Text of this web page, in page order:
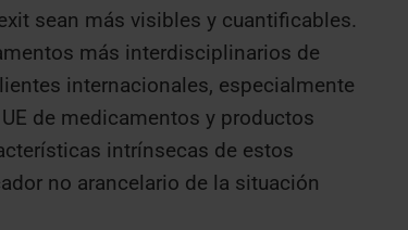
sean más visibles y cuantificables.
más interdisciplinarios de
internacionales, especialmente
de medicamentos y productos
intrínsecas de estos
no arancelario de la situación